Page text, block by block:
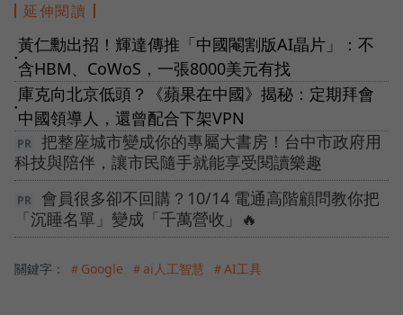
延伸閱讀
●
黃仁勳出招！輝達傳推「中國閹割版AI晶片」：不
含HBM、CoWoS，一張8000美元有找
●
庫克向北京低頭？《蘋果在中國》揭秘：定期拜會
中國領導人，還曾配合下架VPN
把整座城市變成你的專屬大書房！台中市政府用
科技與陪伴，讓市民隨手就能享受閱讀樂趣
會員很多卻不回購？10/14 電通高階顧問教你把
「沉睡名單」變成「千萬營收」🔥
關鍵字： ＃Google ＃ai人工智慧 ＃AI工具